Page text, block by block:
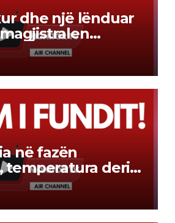
dhe një lënduar
në fazën
temperatura deri
me
për mbrojtje